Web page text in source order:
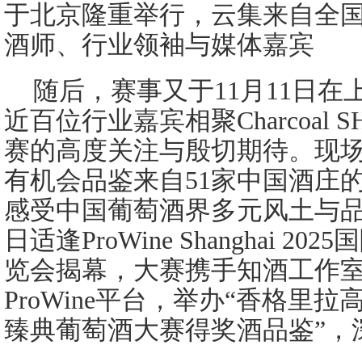
于北京隆重举行，云集来自全
酒师、行业领袖与媒体嘉宾
随后，赛事又于11月11日在
近百位行业嘉宾相聚Charcoal
赛的高度关注与殷切期待。现
有机会品鉴来自51家中国酒庄
感受中国葡萄酒界多元风土与
日适逢ProWine Shanghai 2025
览会揭幕，大赛携手知酒工作
ProWine平台，举办“香格里拉
臻典葡萄酒大赛得奖酒品鉴”